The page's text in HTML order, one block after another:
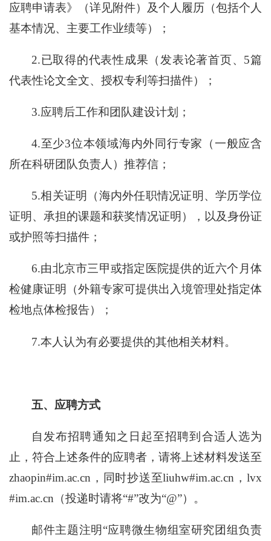
应聘申请表》（详见附件）及个人履历（包括个人
基本情况、主要工作业绩等）；
2.已取得的代表性成果（发表论著首页、5篇
代表性论文全文、授权专利等扫描件）；
3.应聘后工作和团队建设计划；
4.至少3位本领域海内外同行专家（一般应含
所在科研团队负责人）推荐信；
5.相关证明（海内外任职情况证明、学历学位
证明、承担的课题和获奖情况证明），以及身份证
或护照等扫描件；
6.由北京市三甲或指定医院提供的近六个月体
检健康证明（外籍专家可提供出入境管理处指定体
检地点体检报告）；
7.本人认为有必要提供的其他相关材料。
五、应聘方式
自发布招聘通知之日起至招聘到合适人选为
止，符合上述条件的应聘者，请将上述材料发送至
zhaopin#im.ac.cn，同时抄送至liuhw#im.ac.cn，lvx
#im.ac.cn（投递时请将“#”改为“@”）。
邮件主题注明“应聘微生物组室研究团组负责